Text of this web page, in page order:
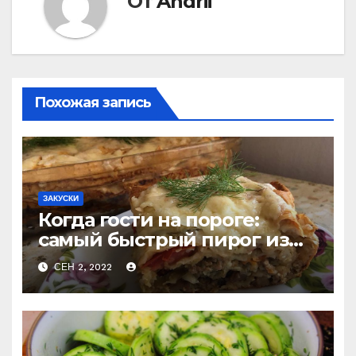
Похожая запись
ЗАКУСКИ
Когда гости на пороге:
самый быстрый пирог из
лаваша с тремя начинками
СЕН 2, 2022